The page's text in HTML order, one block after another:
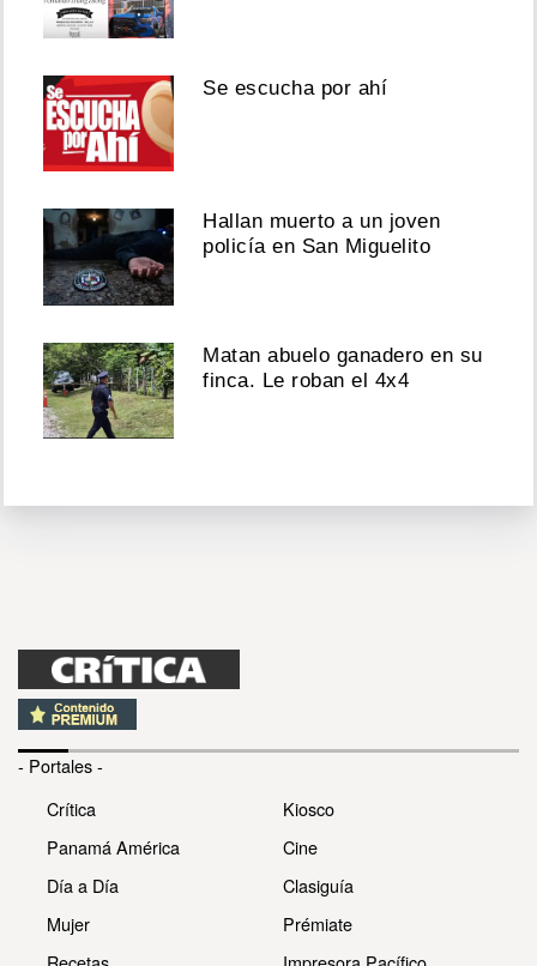
Se escucha por ahí
Hallan muerto a un joven
policía en San Miguelito
Matan abuelo ganadero en su
finca. Le roban el 4x4
- Portales -
Crítica
Panamá América
Día a Día
Mujer
Kiosco
Cine
Clasiguía
Prémiate